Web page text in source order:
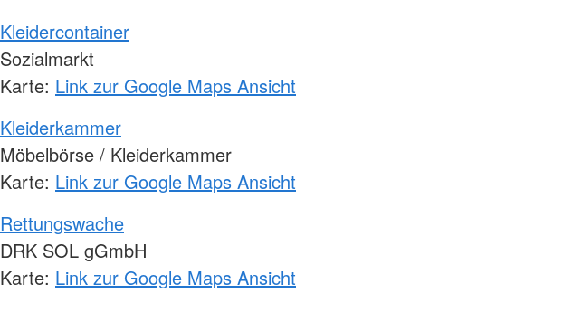
Kleidercontainer
Sozialmarkt
Karte: Link zur Google Maps Ansicht
Kleiderkammer
Möbelbörse / Kleiderkammer
Karte: Link zur Google Maps Ansicht
Rettungswache
DRK SOL gGmbH
Karte: Link zur Google Maps Ansicht